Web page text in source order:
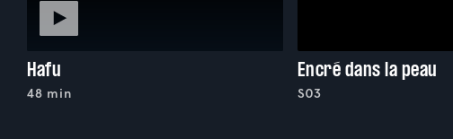
Hafu
48 min
Encré dans la peau
S03